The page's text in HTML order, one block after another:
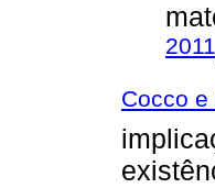
2011
Cocco e